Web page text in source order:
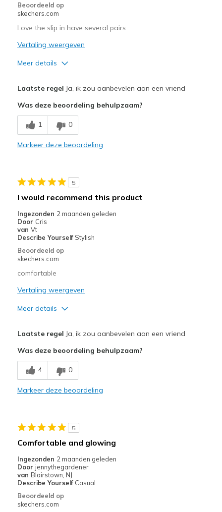
Beoordeeld op
skechers.com
Love the slip in have several pairs
Vertaling weergeven
Meer details
Breathe Well
Comfortable
Going Out
View On Shoes
I'm Into Shoes
Laatste regel Ja, ik zou aanbevelen aan een vriend
Was deze beoordeling behulpzaam?
1 0
Markeer deze beoordeling
5
I would recommend this product
Ingezonden 2 maanden geleden
Door Cris
van Vt
Describe Yourself Stylish
Beoordeeld op
skechers.com
comfortable
Vertaling weergeven
Meer details
Beste toepassingen
Casual Wear
View On Shoes
Shoes are for Wearing
Laatste regel Ja, ik zou aanbevelen aan een vriend
Was deze beoordeling behulpzaam?
4 0
Markeer deze beoordeling
5
Comfortable and glowing
Ingezonden 2 maanden geleden
Door jennythegardener
van Blairstown, NJ
Describe Yourself Casual
Beoordeeld op
skechers.com